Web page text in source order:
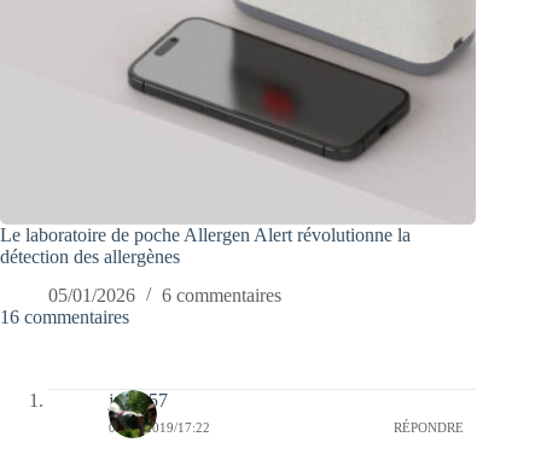
Le laboratoire de poche Allergen Alert révolutionne la
détection des allergènes
05/01/2026
6 commentaires
16 commentaires
jazzy57
08/12/2019/17:22 RÉPONDRE